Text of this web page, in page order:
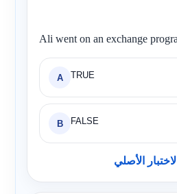
Ali went on an exchange
A TRUE
B FALSE
الأصلي